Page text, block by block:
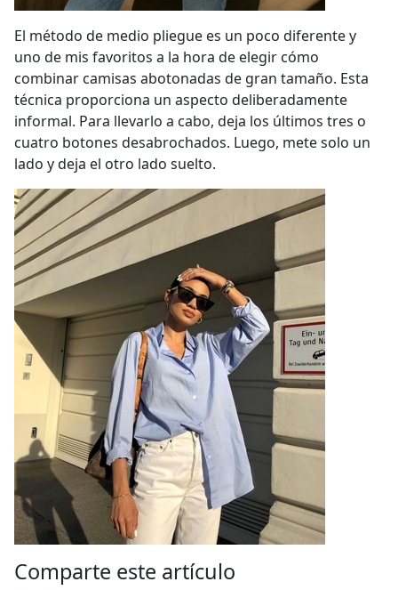
El método de medio pliegue es un poco diferente y
uno de mis favoritos a la hora de elegir cómo
combinar camisas abotonadas de gran tamaño. Esta
técnica proporciona un aspecto deliberadamente
informal. Para llevarlo a cabo, deja los últimos tres o
cuatro botones desabrochados. Luego, mete solo un
lado y deja el otro lado suelto.
Comparte este artículo